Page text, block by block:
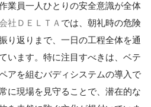
業員一人ひとりの安全意識が全体
社ＤＥＬＴＡ では、朝礼時の危険
り返りまで、一日の工程全体を通
います。特に注目すべきは、ベテ
アを組むバディシステムの導入で
に現場を見守ることで、潜在的な